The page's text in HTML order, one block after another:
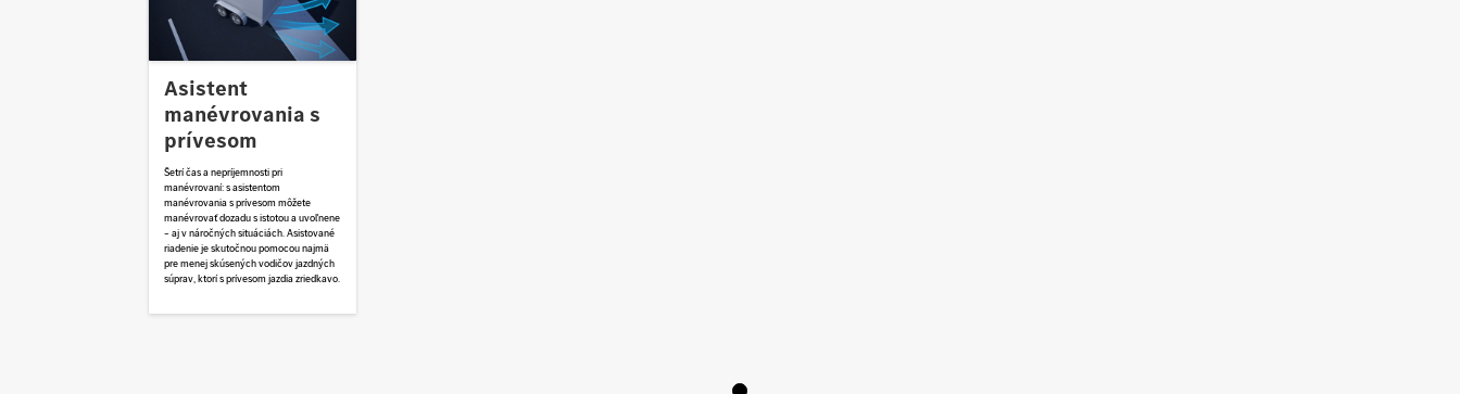
Asistent
manévrovania s
prívesom
Šetrí čas a nepríjemnosti pri
manévrovaní: s asistentom
manévrovania s prívesom môžete
manévrovať dozadu s istotou a uvoľnene
– aj v náročných situáciách. Asistované
riadenie je skutočnou pomocou najmä
pre menej skúsených vodičov jazdných
súprav, ktorí s prívesom jazdia zriedkavo.